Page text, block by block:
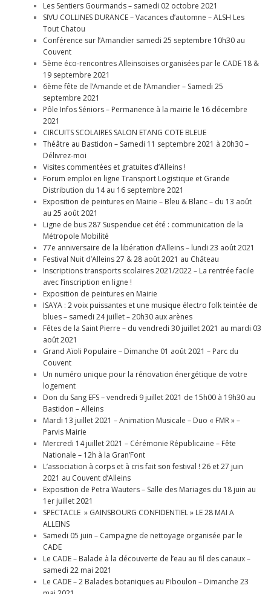
Les Sentiers Gourmands – samedi 02 octobre 2021
SIVU COLLINES DURANCE – Vacances d’automne – ALSH Les
Tout Chatou
Conférence sur l’Amandier samedi 25 septembre 10h30 au
Couvent
5ème éco-rencontres Alleinsoises organisées par le CADE 18 &
19 septembre 2021
6ème fête de l’Amande et de l’Amandier – Samedi 25
septembre 2021
Pôle Infos Séniors – Permanence à la mairie le 16 décembre
2021
CIRCUITS SCOLAIRES SALON ETANG COTE BLEUE
Théâtre au Bastidon – Samedi 11 septembre 2021 à 20h30 –
Délivrez-moi
Visites commentées et gratuites d’Alleins !
Forum emploi en ligne Transport Logistique et Grande
Distribution du 14 au 16 septembre 2021
Exposition de peintures en Mairie – Bleu & Blanc – du 13 août
au 25 août 2021
Ligne de bus 287 Suspendue cet été : communication de la
Métropole Mobilité
77e anniversaire de la libération d’Alleins – lundi 23 août 2021
Festival Nuit d’Alleins 27 & 28 août 2021 au Château
Inscriptions transports scolaires 2021/2022 – La rentrée facile
avec l’inscription en ligne !
Exposition de peintures en Mairie
ISAYA : 2 voix puissantes et une musique électro folk teintée de
blues – samedi 24 juillet – 20h30 aux arènes
Fêtes de la Saint Pierre – du vendredi 30 juillet 2021 au mardi 03
août 2021
Grand Aïoli Populaire – Dimanche 01 août 2021 – Parc du
Couvent
Un numéro unique pour la rénovation énergétique de votre
logement
Don du Sang EFS – vendredi 9 juillet 2021 de 15h00 à 19h30 au
Bastidon – Alleins
Mardi 13 juillet 2021 – Animation Musicale – Duo « FMR » –
Parvis Mairie
Mercredi 14 juillet 2021 – Cérémonie Républicaine – Fête
Nationale – 12h à la Gran’Font
L’association à corps et à cris fait son festival ! 26 et 27 juin
2021 au Couvent d’Alleins
Exposition de Petra Wauters – Salle des Mariages du 18 juin au
1er juillet 2021
SPECTACLE » GAINSBOURG CONFIDENTIEL » LE 28 MAI A
ALLEINS
Samedi 05 juin – Campagne de nettoyage organisée par le
CADE
Le CADE – Balade à la découverte de l’eau au fil des canaux –
samedi 22 mai 2021
Le CADE – 2 Balades botaniques au Piboulon – Dimanche 23